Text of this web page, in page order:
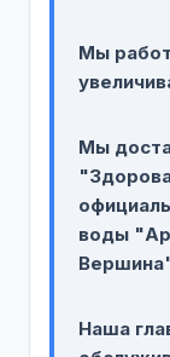
Мы
Мы
воды
Наша